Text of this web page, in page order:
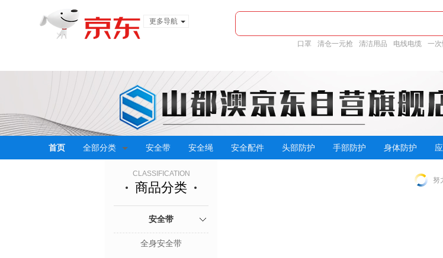
更多导航
口罩 清仓一元抢 清洁用品 电线电缆 一次
首页 全部分类 安全带 安全绳 安全配件 头部防护 手部防护 身体防护
CLASSIFICATION
商品分类
安全带
全身安全带
努